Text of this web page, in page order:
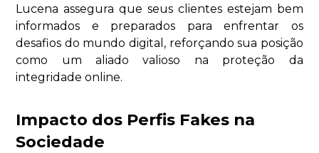
Lucena assegura que seus clientes estejam bem
informados e preparados para enfrentar os
desafios do mundo digital, reforçando sua posição
como um aliado valioso na proteção da
integridade online.
Impacto dos Perfis Fakes na
Sociedade